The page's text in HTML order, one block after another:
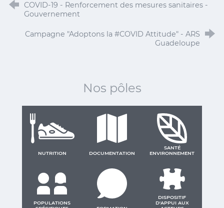
COVID-19 - Renforcement des mesures sanitaires -
Gouvernement
Campagne "Adoptons la #COVID Attitude" - ARS
Guadeloupe
Nos pôles
NUTRITION DOCUMENTATION
SANTÉ
ENVIRONNEMENT
POPULATIONS
DISPOSITIF
D'APPUI AUX